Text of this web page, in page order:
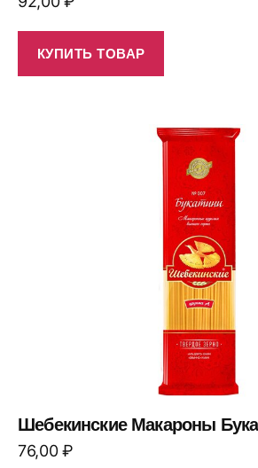
КУПИТЬ ТОВАР
Шебекинские Макароны
76,00₽